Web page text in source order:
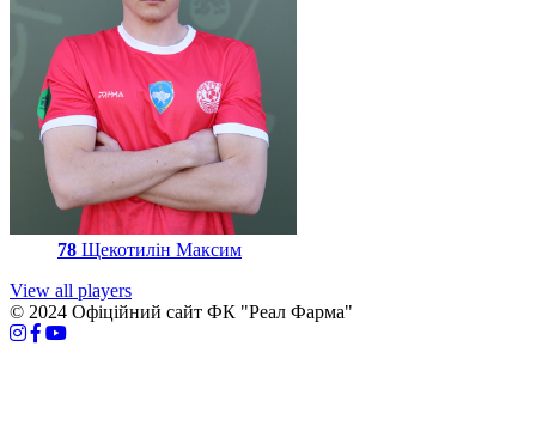
78 Щекотилін Максим
View all players
© 2024 Офіційний сайт ФК "Реал Фарма"